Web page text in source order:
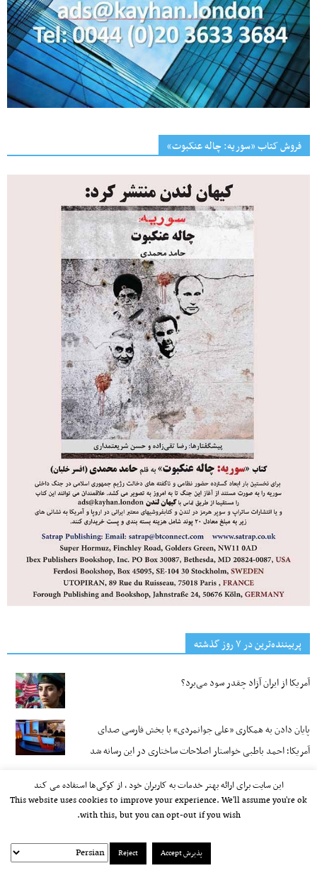
فروش کتاب «سوریه: چاله عنکبوت»
پربیننده‌ترین‌ در ۷ روز گذشته
آمریکا از ایران آزاد چقدر سود می‌برد؟
پایان دادن به همکاری «علی جوانمردی» با بخش فارسی صدای
آمریکا؛ احمد باطبی خواستار اصلاحات ساختاری در این رسانه شد
نیویورک پست: انقلاب در ایران ممکن است هر لحظه رخ دهد
این سایت برای ارائه بهتر خدمات به کاربران خود ، از کوکی‌ها استفاده می کند
This website uses cookies to improve your experience. We'll assume you're ok
with this, but you can opt-out if you wish.
پذیرش Accept Reject